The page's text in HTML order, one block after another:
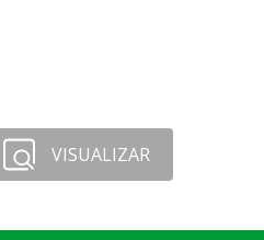
VISUALIZAR